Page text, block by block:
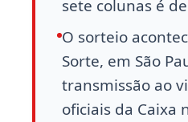
sete colunas é
O sorteio
Sorte, em São
transmissão ao
oficiais da Caixa